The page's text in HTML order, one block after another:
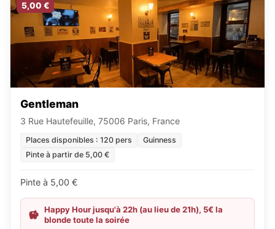
5,00 €
Gentleman
3 Rue Hautefeuille, 75006 Paris, France
Places disponibles : 120 pers
Guinness
Pinte à partir de 5,00 €
Pinte à 5,00 €
Happy Hour jusqu'à 22h (au lieu de 21h), 5€ la
blonde toute la soirée